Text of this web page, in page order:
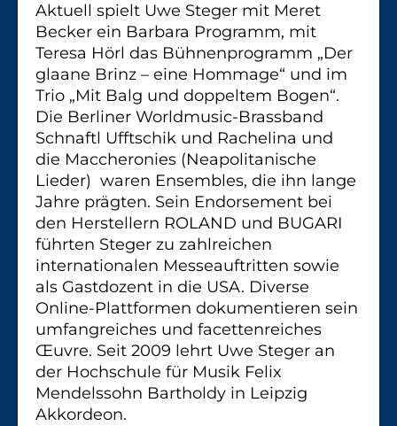
Aktuell spielt Uwe Steger mit Meret
Becker ein Barbara Programm, mit
Teresa Hörl das Bühnenprogramm „Der
glaane Brinz – eine Hommage“ und im
Trio „Mit Balg und doppeltem Bogen“.
Die Berliner Worldmusic-Brassband
Schnaftl Ufftschik und Rachelina und
die Maccheronies (Neapolitanische
Lieder) waren Ensembles, die ihn lange
Jahre prägten. Sein Endorsement bei
den Herstellern ROLAND und BUGARI
führten Steger zu zahlreichen
internationalen Messeauftritten sowie
als Gastdozent in die USA. Diverse
Online-Plattformen dokumentieren sein
umfangreiches und facettenreiches
Œuvre. Seit 2009 lehrt Uwe Steger an
der Hochschule für Musik Felix
Mendelssohn Bartholdy in Leipzig
Akkordeon.